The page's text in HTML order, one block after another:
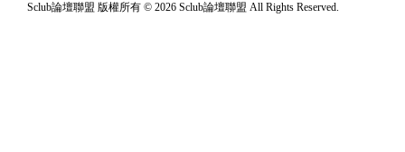
Sclub論壇聯盟 版權所有 © 2026 Sclub論壇聯盟 All Rights Reserved.